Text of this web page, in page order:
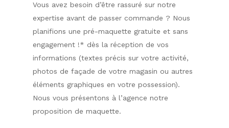
Vous avez besoin d’être rassuré sur notre
expertise avant de passer commande ? Nous
planifions une pré-maquette gratuite et sans
engagement !* dès la réception de vos
informations (textes précis sur votre activité,
photos de façade de votre magasin ou autres
éléments graphiques en votre possession).
Nous vous présentons à l’agence notre
proposition de maquette.